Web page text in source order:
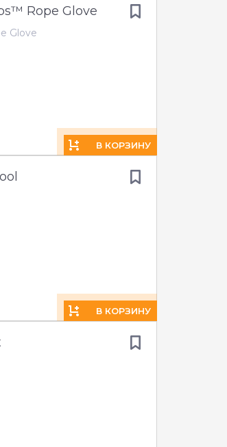
Rope Glove
Glove
В КОРЗИНУ
В КОРЗИНУ